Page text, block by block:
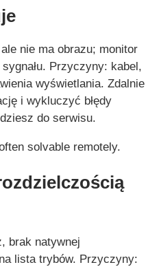
nie ma obrazu; monitor
sygnału. Przyczyny: kabel,
wyświetlania. Zdalnie
i wykluczyć błędy
do serwisu.
solvable remotely.
brak natywnej
lista trybów. Przyczyny: